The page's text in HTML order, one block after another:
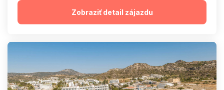
Zobraziť detail zájazdu